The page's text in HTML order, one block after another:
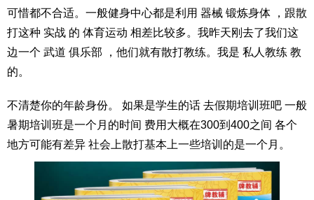
可惜都不合适。一般健身中心都是利用 器械 锻炼身体 ，跟散
打这种 实战 的 体育运动 相差比较多。我昨天刚去了我们这
边一个 武道 俱乐部 ，他们就有散打教练。我是 私人教练 教
的。
不清楚你的年龄身份。 如果是学生的话 去假期培训班吧 一般
暑期培训班是一个月的时间 费用大概在300到400之间 各个
地方可能有差异 社会上散打基本上一些培训的是一个月。